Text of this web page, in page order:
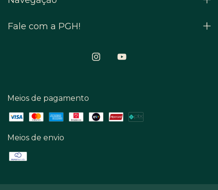
Fale com a PGH!
Meios de pagamento
Meios de envio